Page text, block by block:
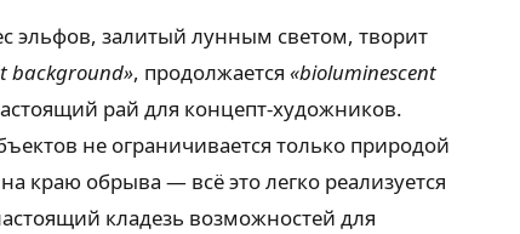
эльфов, залитый лунным светом, творит
background», продолжается «bioluminescent
рай для концепт-художников.
не ограничивается только природой
краю обрыва — всё это легко реализуется
кладезь возможностей для